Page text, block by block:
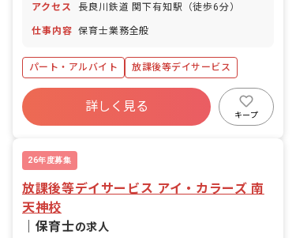
アクセス 長良川鉄道 関下有知駅（徒歩6分）
仕事内容 保育士業務全般
パート・アルバイト 放課後等デイサービス
詳しく見る
キープ
26年度募集
放課後等デイサービス アイ・カラーズ 南
天神校
保育士の求人